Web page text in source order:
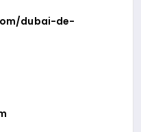
dubai-de-